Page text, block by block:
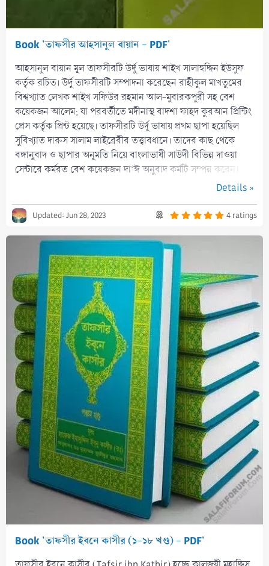
Book 'তাফসীর আহসানুল বায়ান - PDF'
আহসানুল বায়ান মূল তাফসীরটি উর্দু ভাষায় শাইখ সালাহুদ্দিন ইউসুফ
কর্তৃক রচিত। উর্দু তাফসীরটি সম্পাদনা করেছেন রাহীকুল মাখতুমের
বিশ্বখ্যাত লেখক শাইখ সফিউর রহমান আল-মুবারকপুরী সহ বেশ
কয়েকজন আলেম; যা পরবর্তীতে মদীনাস্থ বাদশা ফাহদ কুরআন প্রিন্টিং
প্রেস কর্তৃক প্রিন্ট হয়েছে। তাফসীরটি উর্দু ভাষায় প্রথম ছাপা হয়েছিল
সুবিখ্যাত দারুস সালাম লাইব্রেরীর তত্ত্বাবধানে। তাদের কাছ থেকে
বঙ্গানুবাদ ও ছাপার অনুমতি নিয়ে বাংলাভাষী সাউদী বিভিন্ন দাওয়া
সেন্টারে কর্মরত বেশ কয়েকজন দা‘ঈ অনুবাদ কর্মটি সম্পন্ন করেন।
Details »
Updated: Jun 28, 2023 5
0
(
s
4 ratings
Book 'তাফসীর ইবনে কাসীর (১-১৮ খণ্ড) - PDF'